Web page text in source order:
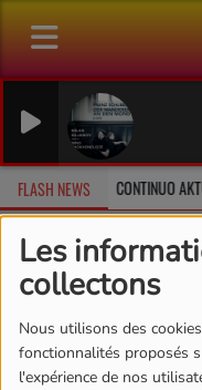
Les
collectons
Nous utilisons des
fonctionnalités proposés
l'expérience de nos
FLASH NEWS
à 10h CONTINUO
Jeux Concours
Jeux